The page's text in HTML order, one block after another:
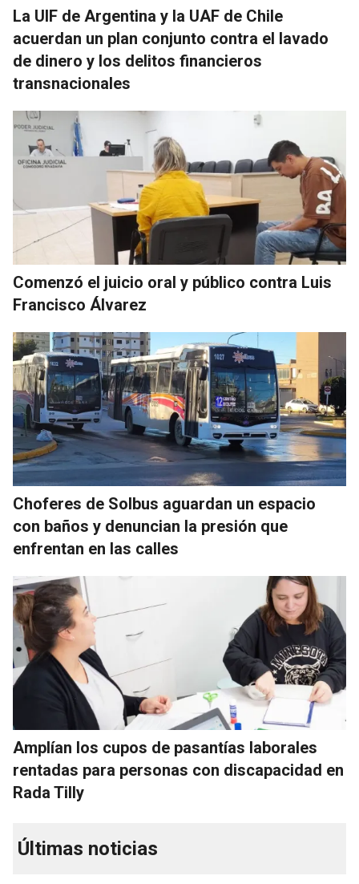
La UIF de Argentina y la UAF de Chile
acuerdan un plan conjunto contra el lavado
de dinero y los delitos financieros
transnacionales
Comenzó el juicio oral y público contra Luis
Francisco Álvarez
Choferes de Solbus aguardan un espacio
con baños y denuncian la presión que
enfrentan en las calles
Amplían los cupos de pasantías laborales
rentadas para personas con discapacidad en
Rada Tilly
Últimas noticias